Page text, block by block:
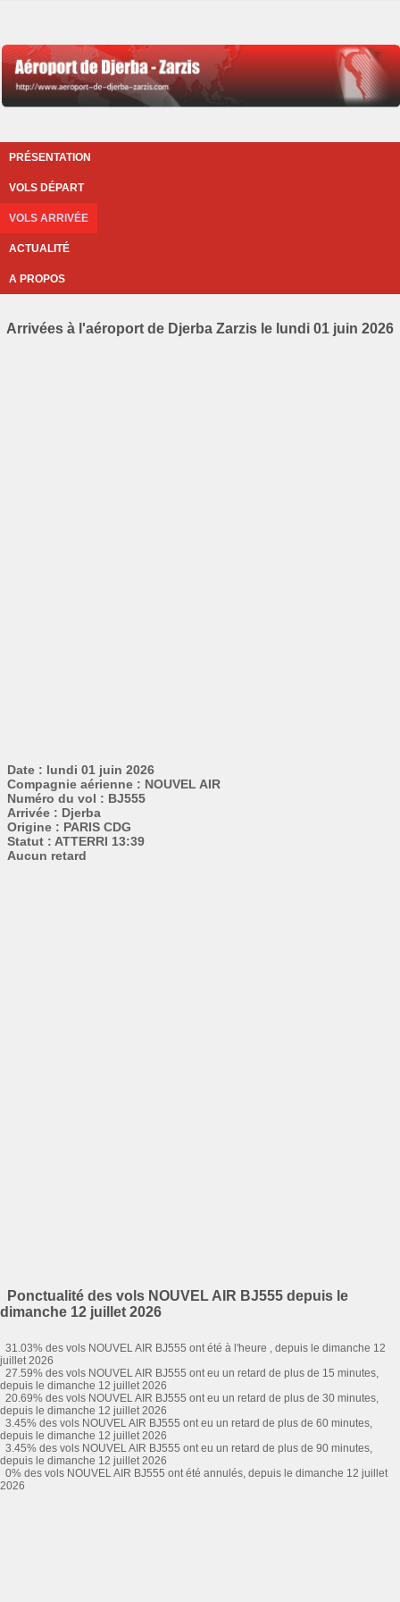
PRÉSENTATION
VOLS DÉPART
VOLS ARRIVÉE
ACTUALITÉ
A PROPOS
Arrivées à l'aéroport de Djerba Zarzis le lundi 01 juin 2026
Date : lundi 01 juin 2026
Compagnie aérienne : NOUVEL AIR
Numéro du vol : BJ555
Arrivée : Djerba
Origine : PARIS CDG
Statut : ATTERRI 13:39
Aucun retard
Ponctualité des vols NOUVEL AIR BJ555 depuis le
dimanche 12 juillet 2026
31.03% des vols NOUVEL AIR BJ555 ont été à l'heure , depuis le dimanche 12
juillet 2026
27.59% des vols NOUVEL AIR BJ555 ont eu un retard de plus de 15 minutes,
depuis le dimanche 12 juillet 2026
20.69% des vols NOUVEL AIR BJ555 ont eu un retard de plus de 30 minutes,
depuis le dimanche 12 juillet 2026
3.45% des vols NOUVEL AIR BJ555 ont eu un retard de plus de 60 minutes,
depuis le dimanche 12 juillet 2026
3.45% des vols NOUVEL AIR BJ555 ont eu un retard de plus de 90 minutes,
depuis le dimanche 12 juillet 2026
0% des vols NOUVEL AIR BJ555 ont été annulés, depuis le dimanche 12 juillet
2026